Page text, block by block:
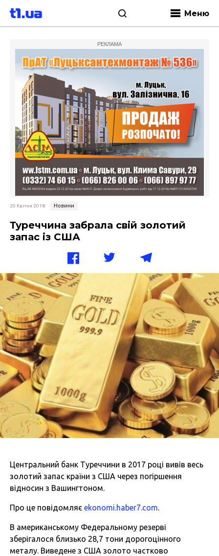
Меню
РЕКЛАМА
20 Квітня 2018 Новини
Туреччина забрала свій золотий
запас із США
Центральний банк Туреччини в 2017 році вивів весь
золотий запас країни з США через погіршення
відносин з Вашингтоном.
Про це повідомляє ekonomi.haber7.com.
В американському Федеральному резерві
зберігалося близько 28,7 тони дорогоцінного
металу. Виведене з США золото частково